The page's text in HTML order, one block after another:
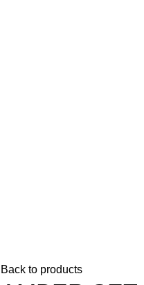
Back to products